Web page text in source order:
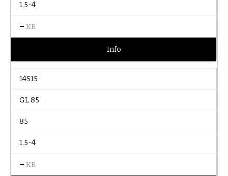
1.5-4
– KR
Info
14515
GL 85
85
1.5-4
– KR